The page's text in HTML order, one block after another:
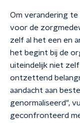
Om verandering
voor de
zelf al het een en
het begint bij de
uiteindelijk niet
ontzettend
aandacht aan
genormaliseerd",
geconfronteerd